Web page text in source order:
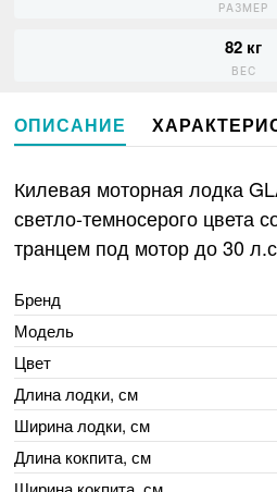
РАЗМЕР
82 кг
ВЕС
ОПИСАНИЕ
Килевая моторная лодка
светло-темносерого цвета
транцем под мотор до 30
Бренд
Модель
Цвет
Длина лодки, см
Ширина лодки, см
Длина кокпита, см